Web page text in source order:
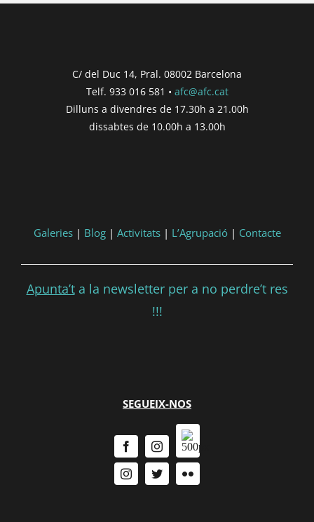
'DD/MM/YYYY') }}
Finalització de participació |{{
formatDate(post.end, 'YYYY-MM-DD',
'DD/MM/YYYY') }}
C/ del Duc 14, Pral. 08002 Barcelona
Telf. 933 016 581 • afc@afc.cat
Dilluns a divendres de 17.30h a 21.00h
dissabtes de 10.00h a 13.00h
Galeries| Blog| Activitats| L’Agrupació| Contacte
Apunta’ta la newsletter per a no perdre’t res
!!!
SEGUEIX-NOS